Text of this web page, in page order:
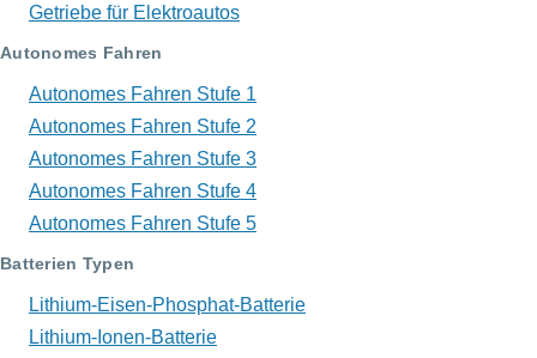
Getriebe für Elektroautos
Autonomes Fahren
Autonomes Fahren Stufe 1
Autonomes Fahren Stufe 2
Autonomes Fahren Stufe 3
Autonomes Fahren Stufe 4
Autonomes Fahren Stufe 5
Batterien Typen
Lithium-Eisen-Phosphat-Batterie
Lithium-Ionen-Batterie